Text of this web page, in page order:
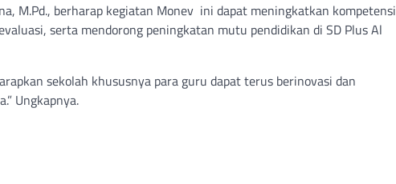
M.Pd., berharap kegiatan Monev ini dapat meningkatkan kompetensi
serta mendorong peningkatan mutu pendidikan di SD Plus Al
sekolah khususnya para guru dapat terus berinovasi dan
Ungkapnya.